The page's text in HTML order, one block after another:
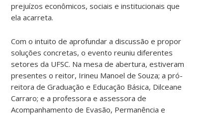
prejuízos econômicos, sociais e institucionais que
ela acarreta.
Com o intuito de aprofundar a discussão e propor
soluções concretas, o evento reuniu diferentes
setores da UFSC. Na mesa de abertura, estiveram
presentes o reitor, Irineu Manoel de Souza; a pró-
reitora de Graduação e Educação Básica, Dilceane
Carraro; e a professora e assessora de
Acompanhamento de Evasão, Permanência e